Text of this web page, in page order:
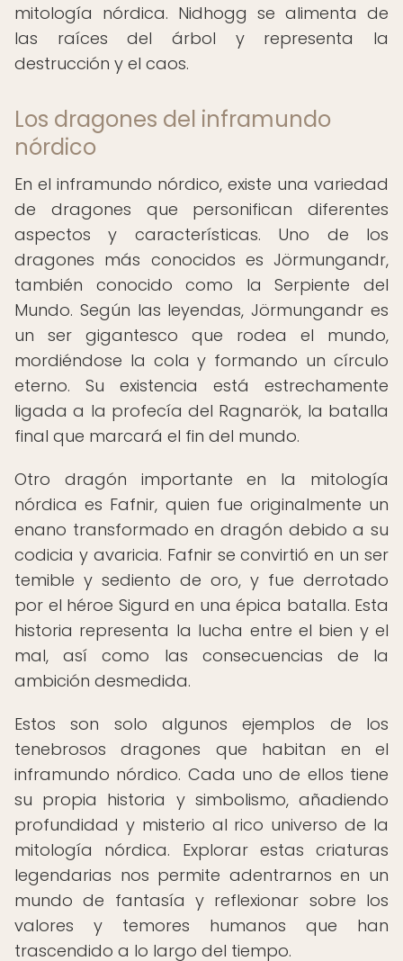
mitología nórdica. Nidhogg se alimenta de
las raíces del árbol y representa la
destrucción y el caos.
Los dragones del inframundo
nórdico
En el inframundo nórdico, existe una variedad
de dragones que personifican diferentes
aspectos y características. Uno de los
dragones más conocidos es Jörmungandr,
también conocido como la Serpiente del
Mundo. Según las leyendas, Jörmungandr es
un ser gigantesco que rodea el mundo,
mordiéndose la cola y formando un círculo
eterno. Su existencia está estrechamente
ligada a la profecía del Ragnarök, la batalla
final que marcará el fin del mundo.
Otro dragón importante en la mitología
nórdica es Fafnir, quien fue originalmente un
enano transformado en dragón debido a su
codicia y avaricia. Fafnir se convirtió en un ser
temible y sediento de oro, y fue derrotado
por el héroe Sigurd en una épica batalla. Esta
historia representa la lucha entre el bien y el
mal, así como las consecuencias de la
ambición desmedida.
Estos son solo algunos ejemplos de los
tenebrosos dragones que habitan en el
inframundo nórdico. Cada uno de ellos tiene
su propia historia y simbolismo, añadiendo
profundidad y misterio al rico universo de la
mitología nórdica. Explorar estas criaturas
legendarias nos permite adentrarnos en un
mundo de fantasía y reflexionar sobre los
valores y temores humanos que han
trascendido a lo largo del tiempo.